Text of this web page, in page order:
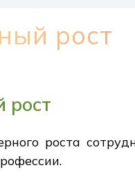
рост
рост
роста